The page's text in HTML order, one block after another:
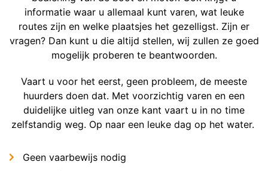
informatie waar u allemaal kunt varen, wat leuke
routes zijn en welke plaatsjes het gezelligst. Zijn er
vragen? Dan kunt u die altijd stellen, wij zullen ze goed
mogelijk proberen te beantwoorden.
Vaart u voor het eerst, geen probleem, de meeste
huurders doen dat. Met voorzichtig varen en een
duidelijke uitleg van onze kant vaart u in no time
zelfstandig weg. Op naar een leuke dag op het water.
Geen vaarbewijs nodig